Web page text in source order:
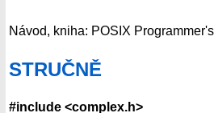
Návod, kniha: POSIX
STRUČNĚ
#include <complex.h>